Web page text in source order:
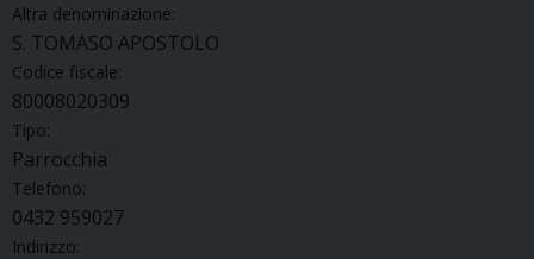
Altra denominazione:
S. TOMASO APOSTOLO
Codice fiscale:
80008020309
Tipo:
Parrocchia
Telefono:
0432 959027
Indirizzo: